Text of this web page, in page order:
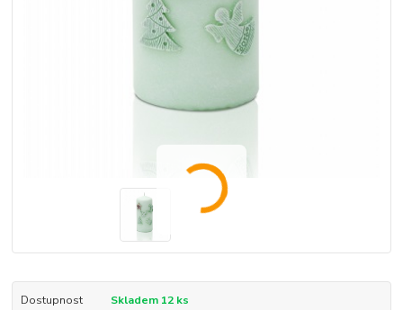
Dostupnost Skladem 12 ks